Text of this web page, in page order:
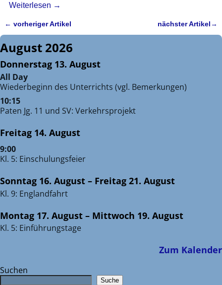
Weiterlesen →
Artikelnavigation
← vorheriger Artikel nächster Artikel→
August 2026
Donnerstag 13. August
All Day
Wiederbeginn des Unterrichts (vgl. Bemerkungen)
10:15
Paten Jg. 11 und SV: Verkehrsprojekt
Freitag 14. August
9:00
Kl. 5: Einschulungsfeier
Sonntag 16. August – Freitag 21. August
Kl. 9: Englandfahrt
Montag 17. August – Mittwoch 19. August
Kl. 5: Einführungstage
Zum Kalender
Suchen
Suche